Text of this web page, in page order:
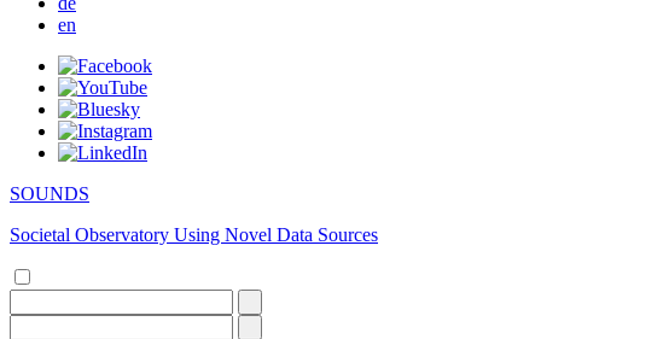
en
SOUNDS
Societal Observatory Using Novel Data Sources